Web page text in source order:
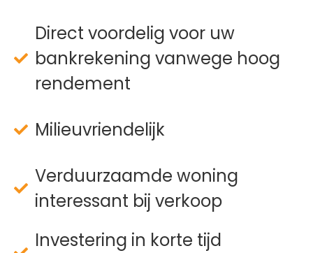
Direct voordelig voor uw
bankrekening vanwege hoog
rendement
Milieuvriendelijk
Verduurzaamde woning
interessant bij verkoop
Investering in korte tijd